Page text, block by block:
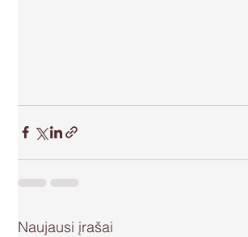
Naujausi įrašai